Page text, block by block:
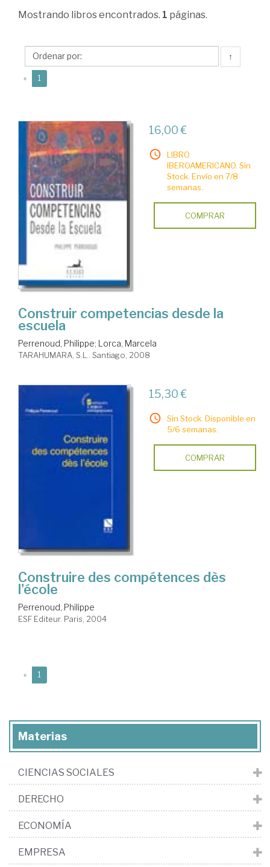
Perrenoud,
Mostrando libros encontrados. 1 páginas.
↑
« 1
16,00 €
LIBRO
IBEROAMERICANO. Sin
Stock. Envío en 7/8
semanas.
COMPRAR
Construir competencias desde la
escuela
Perrenoud, Philippe; Lorca, Marcela
TARAHUMARA, S.L.. Santiago, 2008
15,30 €
Sin Stock. Disponible en
5/6 semanas.
COMPRAR
Construire des compétences dès
l'école
Perrenoud, Philippe
ESF Editeur. Paris, 2004
« 1
Materias
CIENCIAS SOCIALES
DERECHO
ECONOMÍA
EMPRESA